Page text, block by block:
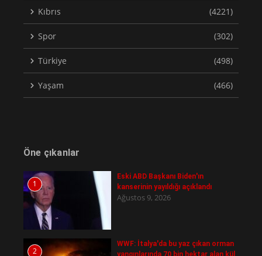
Kıbrıs (4221)
Spor (302)
Türkiye (498)
Yaşam (466)
Öne çıkanlar
1
Eski ABD Başkanı Biden'ın
kanserinin yayıldığı açıklandı
Ağustos 9, 2026
2
WWF: İtalya'da bu yaz çıkan orman
yangınlarında 70 bin hektar alan kül